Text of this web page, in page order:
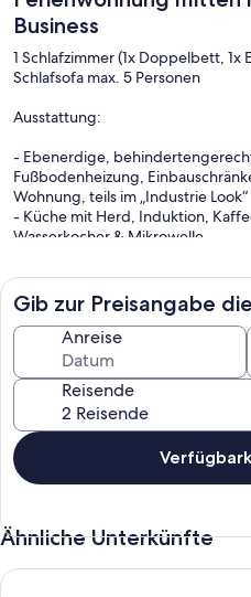
Business
1 Schlafzimmer (1x Doppelbett,
Schlafsofa max. 5 Personen
Ausstattung:
- Ebenerdige,
Fußbodenheizung,
Wohnung, teils im „Industrie Look“
- Küche mit Herd, Induktion,
Wasserkocher & Mikrowelle
- Sitzecke, Parkplatz und
Gib zur Preisangabe
Anreise
Reisende
Ähnliche Unterkünfte
Ferienwohnung Sonnenblick -